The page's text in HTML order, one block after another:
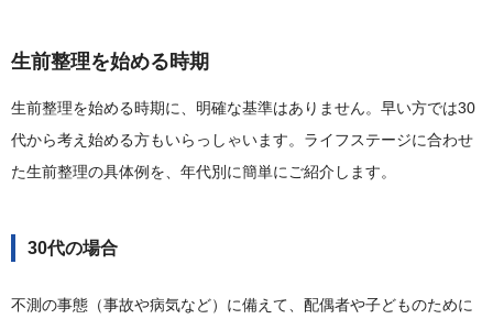
生前整理を始める時期
生前整理を始める時期に、明確な基準はありません。早い方では30
代から考え始める方もいらっしゃいます。ライフステージに合わせ
た生前整理の具体例を、年代別に簡単にご紹介します。
30代の場合
不測の事態（事故や病気など）に備えて、配偶者や子どものために